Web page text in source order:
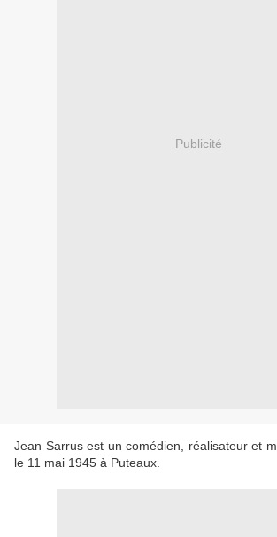
Publicité
Jean Sarrus est un comédien, réalisateur et
le 11 mai 1945 à Puteaux.